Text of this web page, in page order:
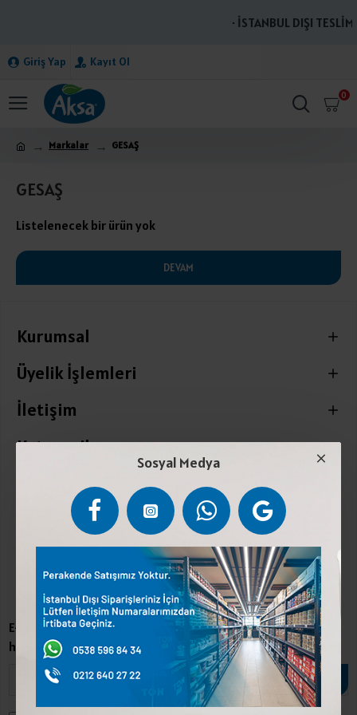
Sosyal Medya
· İSTANBUL DIŞI
Giriş Yap Kayıt Ol
0
Markalar GESAŞ
GESAŞ
Listelenecek bir ürün yok
DEVAM
Kurumsal
Üyelik İşlemleri
İletişim
Kategoriler
Sosyal Medya
Kampanyalardan Haberdar Ol
E-Posta adresinizle bültene abone olarak kampanyalardan
haberdar olun.